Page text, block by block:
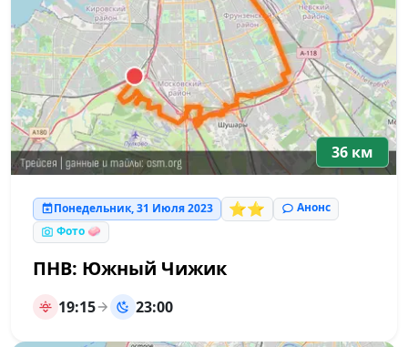
36 км
Понедельник, 31 Июля 2023 ⭐⭐
Анонс
Фото 🧼
ПНВ: Южный Чижик
19:15 23:00